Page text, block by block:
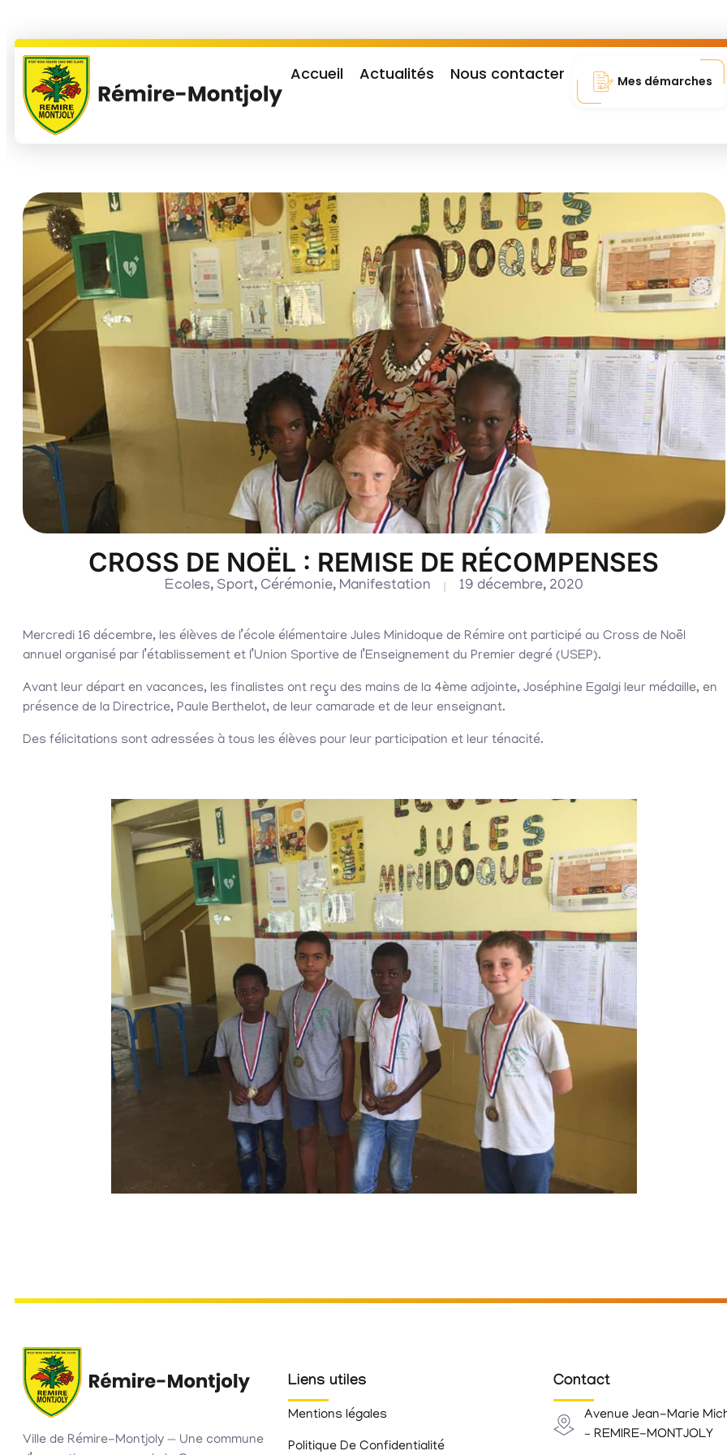
Accueil Actualités Nous contacter Mes démarches
CROSS DE NOËL : REMISE DE RÉCOMPENSES
Ecoles, Sport, Cérémonie, Manifestation 19 décembre, 2020
Mercredi 16 décembre, les élèves de l’école élémentaire Jules Minidoque de Rémire ont participé au Cross de Noël
annuel organisé par l’établissement et l’Union Sportive de l’Enseignement du Premier degré (USEP).
Avant leur départ en vacances, les finalistes ont reçu des mains de la 4ème adjointe, Joséphine Egalgi leur médaille, en
présence de la Directrice, Paule Berthelot, de leur camarade et de leur enseignant.
Des félicitations sont adressées à tous les élèves pour leur participation et leur ténacité.
Ville de Rémire-Montjoly — Une commune
Liens utiles
Mentions légales
Politique De Confidentialité
Contact
Avenue Jean-Marie
– REMIRE-MONTJOLY